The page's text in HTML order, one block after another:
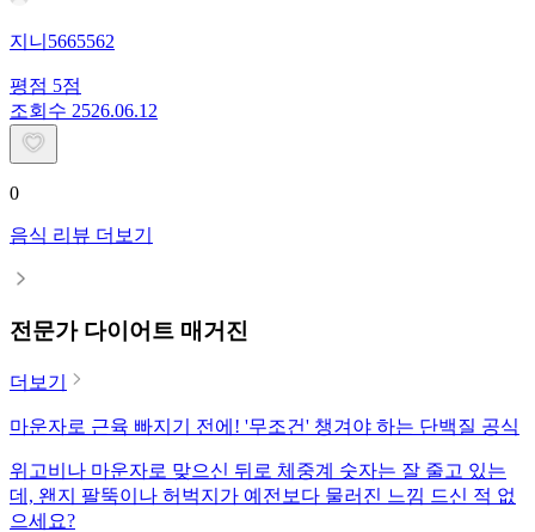
지니5665562
평점 5점
조회수 2526.06.12
0
음식 리뷰 더보기
전문가 다이어트 매거진
더보기
마운자로 근육 빠지기 전에! '무조건' 챙겨야 하는 단백질 공식
위고비나 마운자로 맞으신 뒤로 체중계 숫자는 잘 줄고 있는
데, 왠지 팔뚝이나 허벅지가 예전보다 물러진 느낌 드신 적 없
으세요?